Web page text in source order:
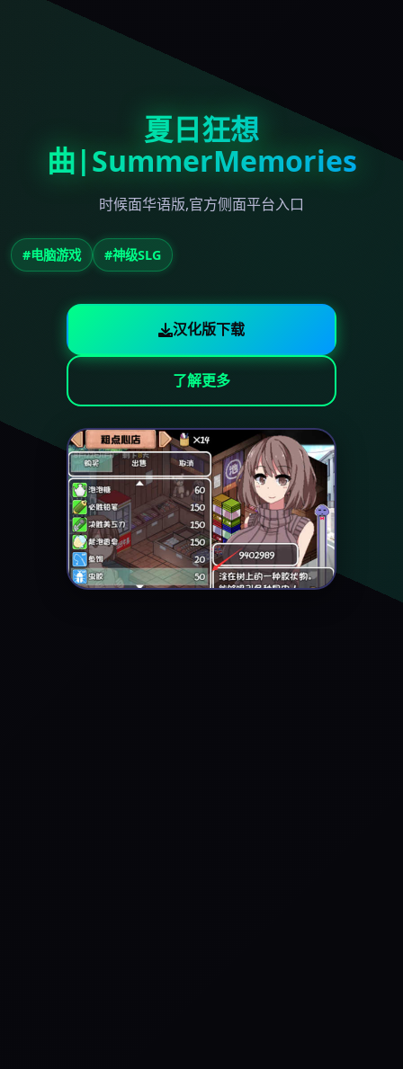
夏日狂想
曲|SummerMemories
时候面华语版,官方侧面平台入口
#电脑游戏 #神级SLG
汉化版下载
了解更多